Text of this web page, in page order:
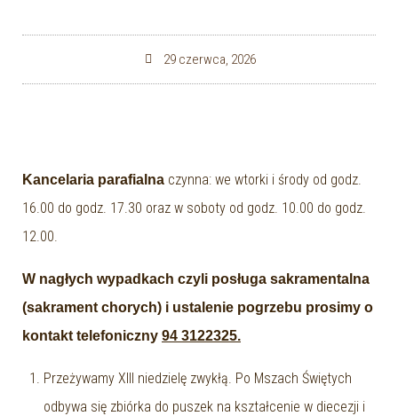
29 czerwca, 2026
Kancelaria parafialna czynna: we wtorki i środy od godz.
16.00 do godz. 17.30 oraz w soboty od godz. 10.00 do godz.
12.00.
W nagłych wypadkach czyli posługa sakramentalna
(sakrament chorych) i ustalenie pogrzebu prosimy o
kontakt telefoniczny 94 3122325.
Przeżywamy XIII niedzielę zwykłą. Po Mszach Świętych
odbywa się zbiórka do puszek na kształcenie w diecezji i